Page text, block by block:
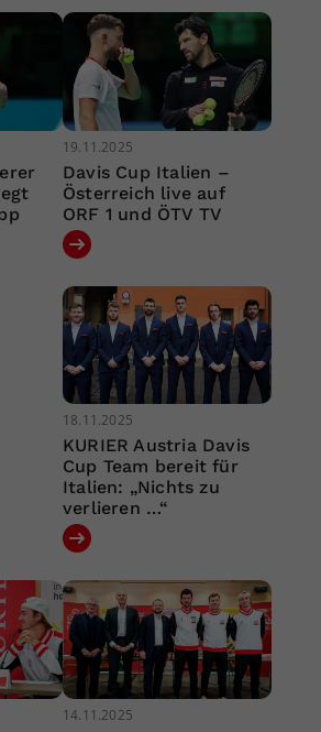
19.11.2025
Davis Cup Italien –
Österreich live auf
ORF 1 und ÖTV TV
18.11.2025
KURIER Austria Davis
Cup Team bereit für
Italien: „Nichts zu
verlieren …“
14.11.2025